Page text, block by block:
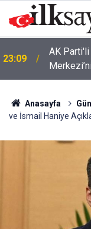
23:09
AK Parti'li
Anasayfa
ve İsmail Haniye